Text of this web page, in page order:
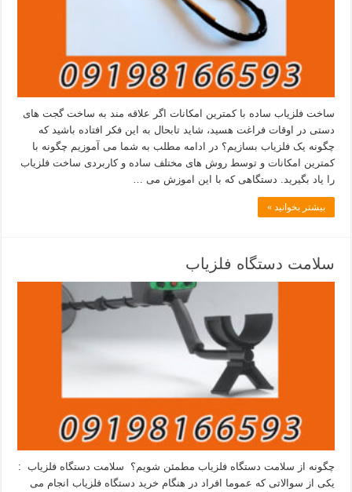
ساخت فلزیاب ساده با کمترین امکانات اگر علاقه مند به ساخت گجت های
دستی در اوقات فراغت هسید، شاید تابحال به این فکر افتاده باشید که
چگونه یک فلزیاب بسازیم؟ در ادامه مطلب به شما می آموزیم چگونه با
کمترین امکانات و توسط روش های مختلف ساده و کاربردی ساخت فلزیاب
را یاد بگیرید. دستگاهی که با این اموزش می …
بیشتر بخوانید »
سلامت دستگاه فلزیاب
چگونه از سلامت دستگاه فلزیاب مطمئن شویم؟ سلامت دستگاه فلزیاب :
یکی از سوالاتی که عموما افراد در هنگام خرید دستگاه فلزیاب انجام می